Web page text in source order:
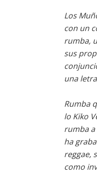
Los
con un
rumba,
sus
una
Rumba
lo Kiko
rumba
ha
reggae,
como